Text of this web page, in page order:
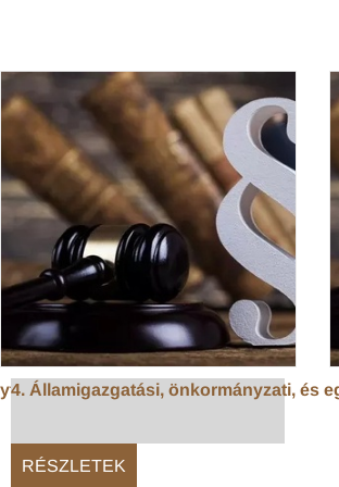
4. Államigazgatási, önkormányzati, és
RÉSZLETEK